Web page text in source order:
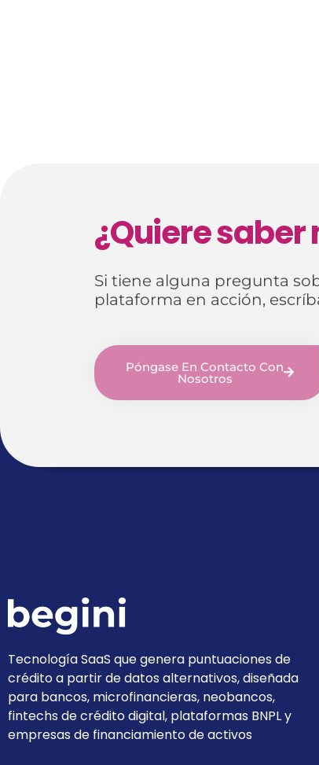
¿Quiere saber
Si tiene alguna pregunta
plataforma en acción,
Póngase En Contacto Con
Nosotros
Tecnología SaaS que genera puntuaciones de
crédito a partir de datos alternativos, diseñada
para bancos, microfinancieras, neobancos,
fintechs de crédito digital, plataformas BNPL y
empresas de financiamiento de activos